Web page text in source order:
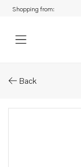
Shopping from:
Back